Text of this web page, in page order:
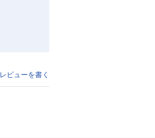
レビューを書く